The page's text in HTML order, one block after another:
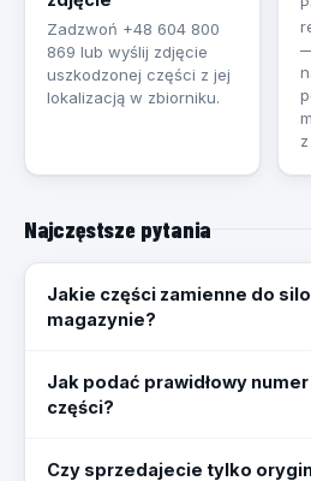
Zadzwoń +48 604 800
869 lub wyślij zdjęcie
uszkodzonej części z jej
lokalizacją w zbiorniku.
Najczęstsze pytania
Jakie części zamienne do
magazynie?
Jak podać prawidłowy
części?
Czy sprzedajecie tylko